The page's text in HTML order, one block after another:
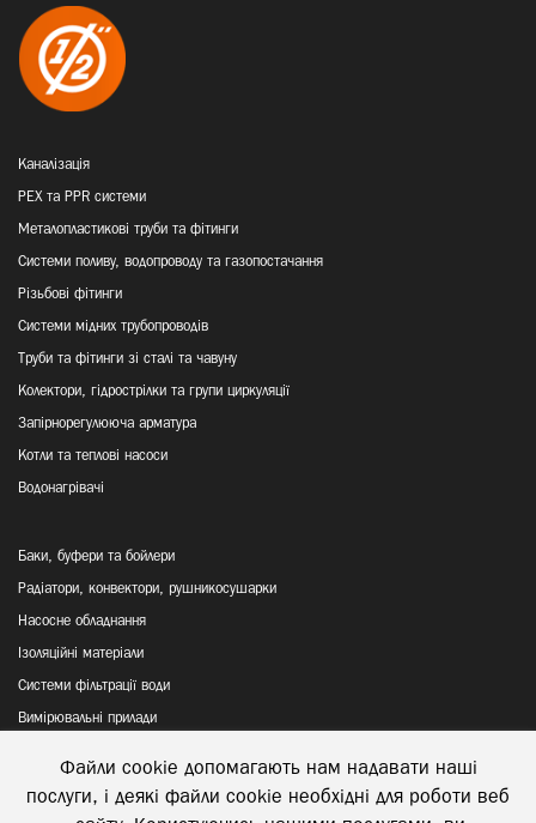
Файли cookie допомагають нам надавати наші
послуги, і деякі файли cookie необхідні для роботи веб
Каналізація
PEX та PPR системи
Металопластикові труби та фітинги
Системи поливу, водопроводу та газопостачання
Різьбові фітинги
Системи мідних трубопроводів
Труби та фітинги зі сталі та чавуну
Колектори, гідрострілки та групи циркуляції
Запірнорегулююча арматура
Котли та теплові насоси
Водонагрівачі
Баки, буфери та бойлери
Радіатори, конвектори, рушникосушарки
Насосне обладнання
Ізоляційні матеріали
Системи фільтрації води
Вимірювальні прилади
Політика конфіденційності
Відправка та повернення товару